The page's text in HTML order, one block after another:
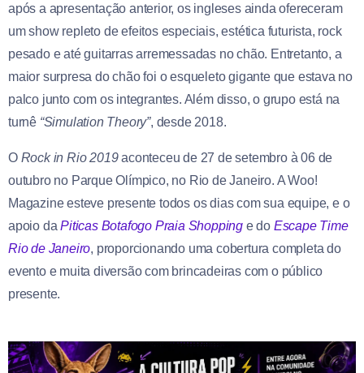
após a apresentação anterior, os ingleses ainda ofereceram
um show repleto de efeitos especiais, estética futurista, rock
pesado e até guitarras arremessadas no chão. Entretanto, a
maior surpresa do chão foi o esqueleto gigante que estava no
palco junto com os integrantes. Além disso, o grupo está na
turnê “Simulation Theory”, desde 2018.
O Rock in Rio 2019aconteceu de 27 de setembro à 06 de
outubro no Parque Olímpico, no Rio de Janeiro. A Woo!
Magazine esteve presente todos os dias com sua equipe, e o
apoio daPiticas Botafogo Praia Shopping e do Escape Time
Rio de Janeiro, proporcionando uma cobertura completa do
evento e muita diversão com brincadeiras com o público
presente.